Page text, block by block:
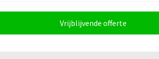
Vrijblijvende offerte